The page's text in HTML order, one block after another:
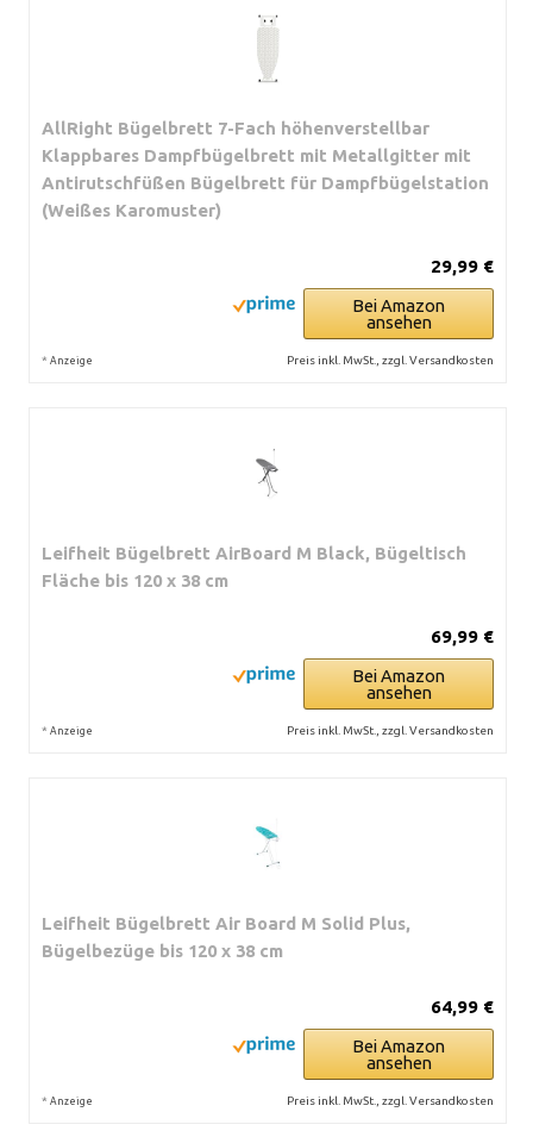
AllRight Bügelbrett 7-Fach höhenverstellbar
Klappbares Dampfbügelbrett mit Metallgitter mit
Antirutschfüßen Bügelbrett für Dampfbügelstation
(Weißes Karomuster)
29,99 €
Bei Amazon
ansehen
* Anzeige Preis inkl. MwSt., zzgl. Versandkosten
Leifheit Bügelbrett AirBoard M Black, Bügeltisch
Fläche bis 120 x 38 cm
69,99 €
Bei Amazon
ansehen
* Anzeige Preis inkl. MwSt., zzgl. Versandkosten
Leifheit Bügelbrett Air Board M Solid Plus,
Bügelbezüge bis 120 x 38 cm
64,99 €
Bei Amazon
ansehen
* Anzeige Preis inkl. MwSt., zzgl. Versandkosten